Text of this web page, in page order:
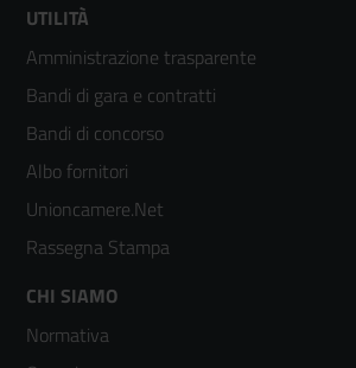
Footer
menù
colonna
2
UTILITÀ
Amministrazione trasparente
Bandi di gara e contratti
Bandi di concorso
Albo fornitori
Unioncamere.Net
Rassegna Stampa
Footer
menù
CHI SIAMO
Normativa